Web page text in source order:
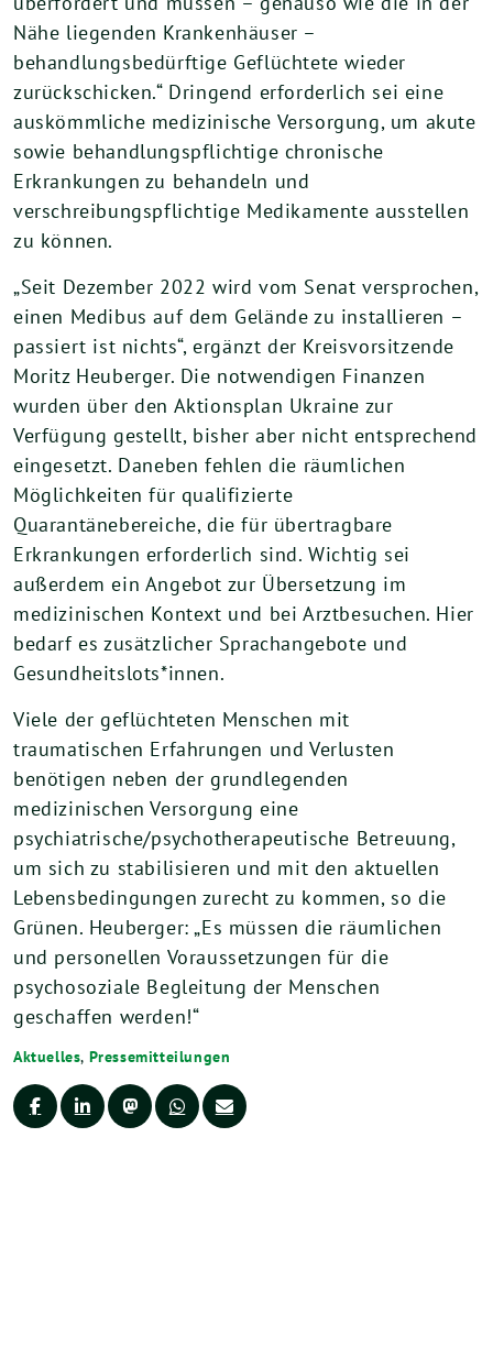
Nähe liegenden Krankenhäuser –
behandlungsbedürftige Geflüchtete wieder
zurückschicken.“ Dringend erforderlich sei eine
auskömmliche medizinische Versorgung, um akute
sowie behandlungspflichtige chronische
Erkrankungen zu behandeln und
verschreibungspflichtige Medikamente ausstellen
zu können.
„Seit Dezember 2022 wird vom Senat versprochen,
einen Medibus auf dem Gelände zu installieren –
passiert ist nichts“, ergänzt der Kreisvorsitzende
Moritz Heuberger. Die notwendigen Finanzen
wurden über den Aktionsplan Ukraine zur
Verfügung gestellt, bisher aber nicht entsprechend
eingesetzt. Daneben fehlen die räumlichen
Möglichkeiten für qualifizierte
Quarantänebereiche, die für übertragbare
Erkrankungen erforderlich sind. Wichtig sei
außerdem ein Angebot zur Übersetzung im
medizinischen Kontext und bei Arztbesuchen. Hier
bedarf es zusätzlicher Sprachangebote und
Gesundheitslots*innen.
Viele der geflüchteten Menschen mit
traumatischen Erfahrungen und Verlusten
benötigen neben der grundlegenden
medizinischen Versorgung eine
psychiatrische/psychotherapeutische Betreuung,
um sich zu stabilisieren und mit den aktuellen
Lebensbedingungen zurecht zu kommen, so die
Grünen. Heuberger: „Es müssen die räumlichen
und personellen Voraussetzungen für die
psychosoziale Begleitung der Menschen
geschaffen werden!“
Aktuelles, Pressemitteilungen